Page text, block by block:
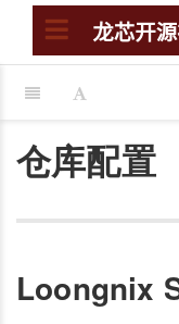
仓库配置
Loongnix